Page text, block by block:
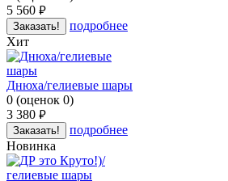
5 560 руб.
Заказать!
подробнее
Хит
Днюха/гелиевые шары
0 (оценок 0)
3 380 руб.
Заказать!
подробнее
Новинка